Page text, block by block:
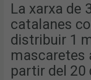
La xarxa de
catalanes
distribuir 1
mascaretes
partir del 20
1
MILIÓ
I
MIG
DE
MASCARETES
A
LA
POBLACIÓ
A
PARTIR